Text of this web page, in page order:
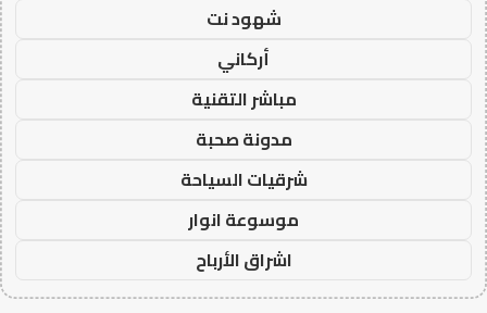
شهود نت
أركاني
مباشر التقنية
مدونة صحبة
شرقيات السياحة
موسوعة انوار
اشراق الأرباح